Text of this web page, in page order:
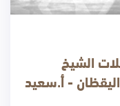
الشيخ
- أ.سعيد